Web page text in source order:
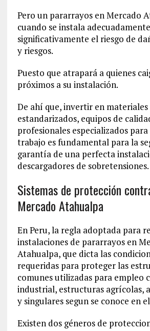
Pero un pararrayos en Mercado
cuando se instala
significativamente el riesgo de
y riesgos.
Puesto que atrapará a quienes
próximos a su instalación.
De ahí que, invertir en
estandarizados, equipos de
profesionales especializados
trabajo es fundamental para la
garantía de una perfecta
descargadores de sobretensiones.
Sistemas de protección
Mercado Atahualpa
En Peru, la regla adoptada para
instalaciones de pararrayos en
Atahualpa, que dicta las
requeridas para proteger las
comunes utilizadas para empleo
industrial, estructuras agrícolas,
y singulares segun se conoce en
Existen dos géneros de